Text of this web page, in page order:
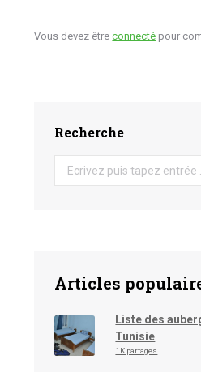
Vous devez êtreconnecté pour
Recherche
Search:
Articles
Liste des
Tunisie
1K partages